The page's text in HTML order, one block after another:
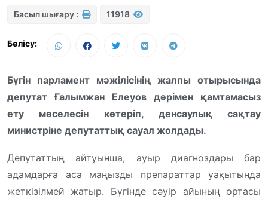
Басып шығару : 11918
Бөлісу:
Бүгін парламент мәжілісінің жалпы отырысында
депутат Ғалымжан Елеуов
дәрімен қамтамасыз
ету мәселесін көтеріп, денсаулық сақтау
министріне депутаттық сауал жолдады.
Депутаттың айтуынша, ауыр диагноздары бар
адамдарға аса маңызды препараттар уақытында
жеткізілмей жатыр. Бүгінде сәуір айының ортасы